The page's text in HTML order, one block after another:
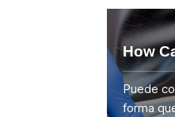
How
Puede
forma